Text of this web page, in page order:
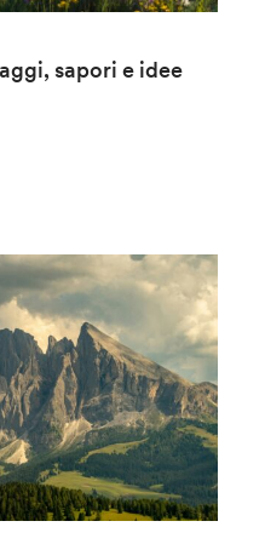
sapori e idee